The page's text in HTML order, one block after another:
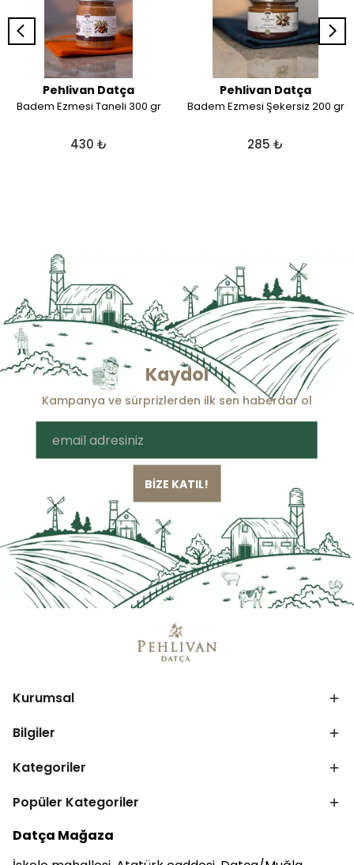
Pehlivan Datça
Badem Ezmesi Taneli 300 gr
430 ₺
Pehlivan Datça
Badem Ezmesi Şekersiz 200 gr
285 ₺
Kaydol
Kampanya ve sürprizlerden ilk sen haberdar ol
BİZE KATIL!
Kurumsal
Bilgiler
Kategoriler
Popüler Kategoriler
Datça Mağaza